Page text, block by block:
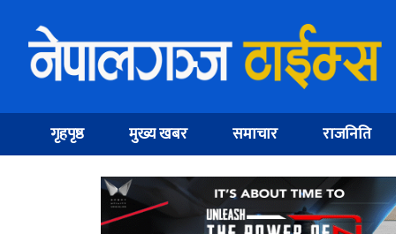
गृहपृष्ठ मुख्य खबर समाचार राजनिति